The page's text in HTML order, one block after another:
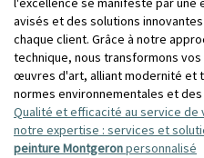
avisés et des solutions
chaque client. Grâce à notre
technique, nous transformons
œuvres d'art, alliant modernité et
normes environnementales et
Qualité et efficacité au service
notre expertise : services et
peinture Montgeronpersonnalisé